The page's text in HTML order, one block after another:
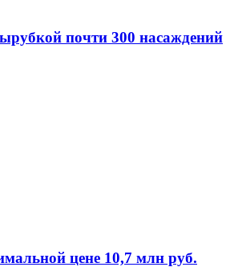
почти 300 насаждений
цене 10,7 млн руб.